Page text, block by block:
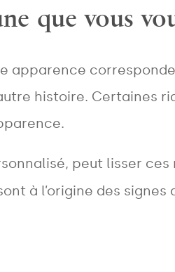
que vous
apparence
histoire. Certaines
peut lisser
à l’origine des signes